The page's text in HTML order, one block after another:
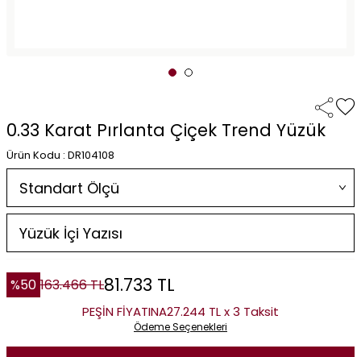
0.33 Karat Pırlanta Çiçek Trend Yüzük
Ürün Kodu : DR104108
%50 163.466TL81.733 TL
PEŞİN FİYATINA27.244 TL x 3 Taksit
Ödeme Seçenekleri